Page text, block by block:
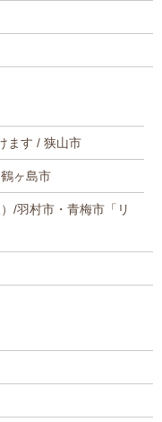
ます / 狭山市
ヶ島市
/羽村市・青梅市「リ